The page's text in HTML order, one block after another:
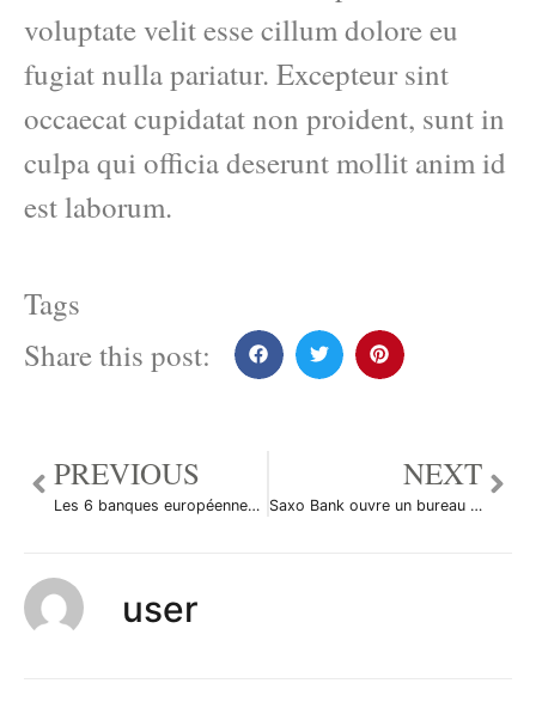
voluptate velit esse cillum dolore eu
fugiat nulla pariatur. Excepteur sint
occaecat cupidatat non proident, sunt in
culpa qui officia deserunt mollit anim id
est laborum.
Tags
Share this post:
PREVIOUS
Les 6 banques européennes les plus exposées à la crise de la dette
NEXT
Saxo Bank ouvre un bureau à Moscou
user